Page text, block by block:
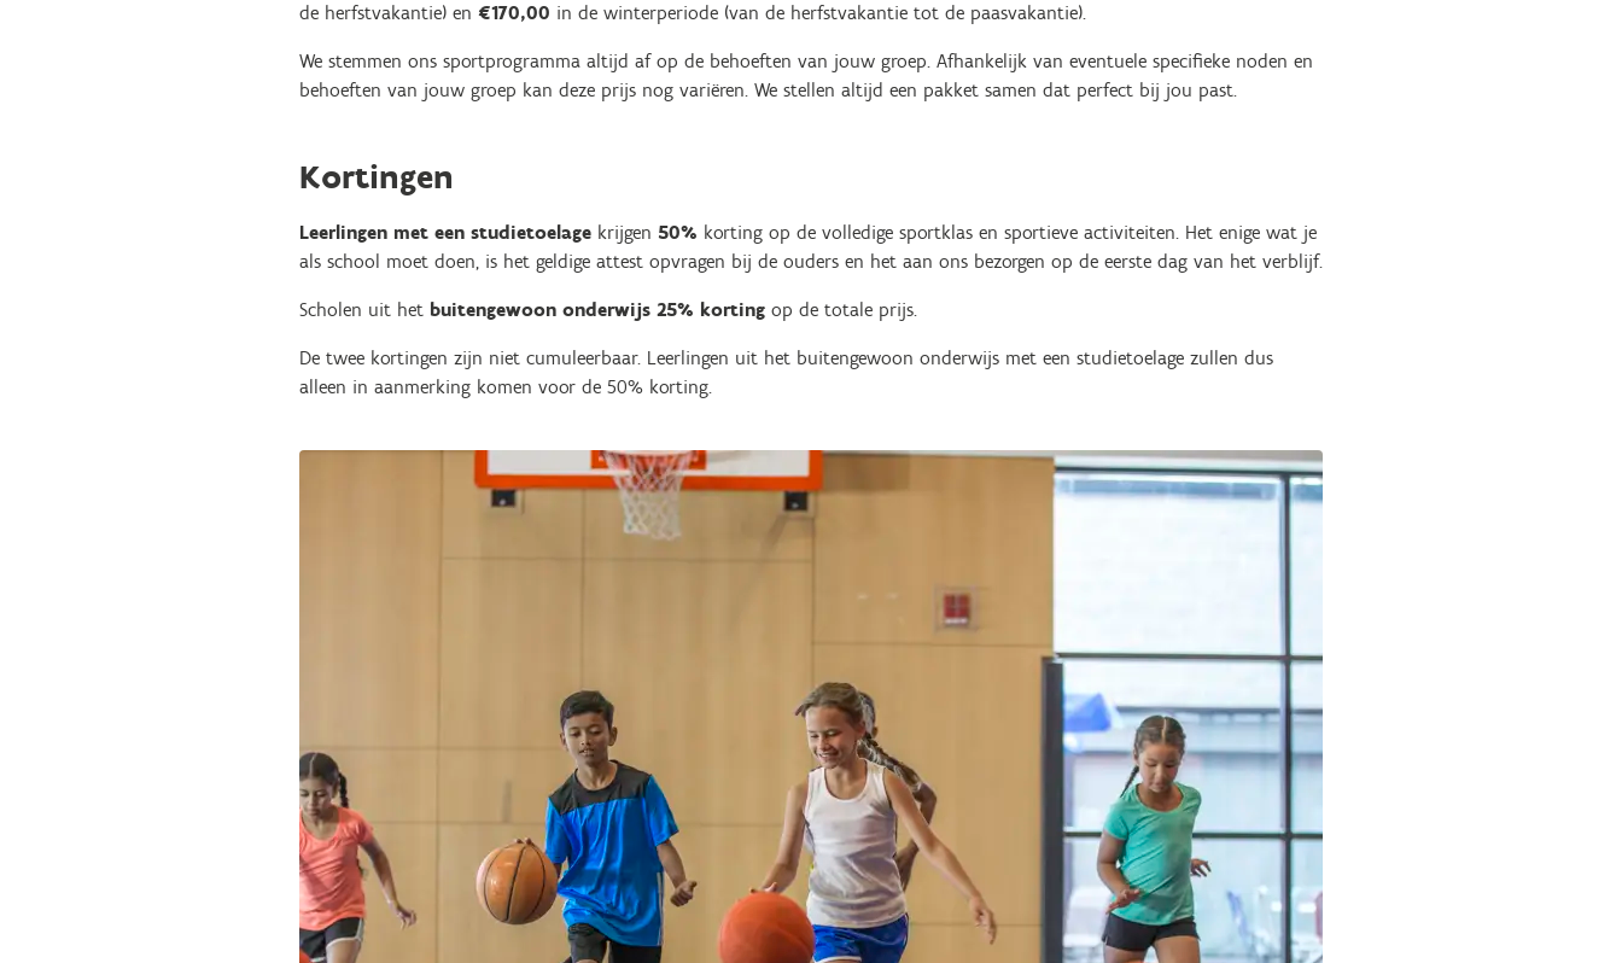
de herfstvakantie) en €170,00 in de winterperiode (van de herfstvakantie tot de paasvakantie).
We stemmen ons sportprogramma altijd af op de behoeften van jouw groep. Afhankelijk van eventuele specifieke noden en
behoeften van jouw groep kan deze prijs nog variëren. We stellen altijd een pakket samen dat perfect bij jou past.
Kortingen
Leerlingen met een studietoelage krijgen 50% korting op de volledige sportklas en sportieve activiteiten. Het enige wat je
als school moet doen, is het geldige attest opvragen bij de ouders en het aan ons bezorgen op de eerste dag van het verblijf.
Scholen uit het buitengewoon onderwijs 25% korting op de totale prijs.
De twee kortingen zijn niet cumuleerbaar. Leerlingen uit het buitengewoon onderwijs met een studietoelage zullen dus
alleen in aanmerking komen voor de 50% korting.